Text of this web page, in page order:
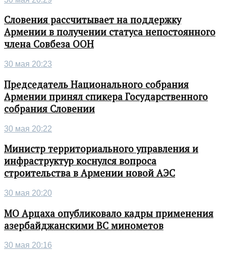
Словения рассчитывает на поддержку
Армении в получении статуса непостоянного
члена Совбеза ООН
30 мая 20:23
Председатель Национального собрания
Армении принял спикера Государственного
собрания Словении
30 мая 20:22
Министр территориального управления и
инфраструктур коснулся вопроса
строительства в Армении новой АЭС
30 мая 20:20
МО Арцаха опубликовало кадры применения
азербайджанскими ВС минометов
30 мая 20:16